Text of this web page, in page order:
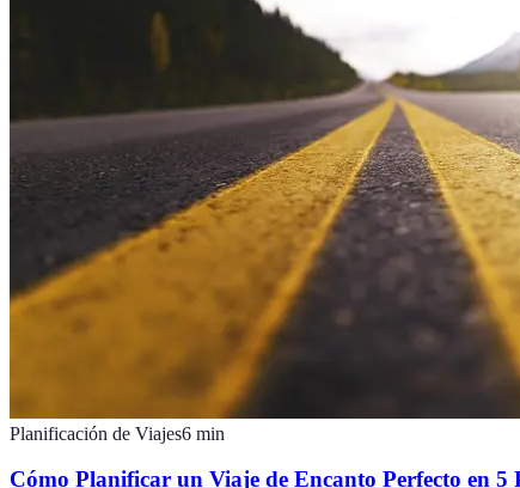
Planificación de Viajes6 min
Cómo Planificar un Viaje de Encanto Perfecto en 5